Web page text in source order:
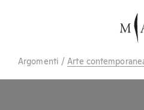
Argomenti / Arte